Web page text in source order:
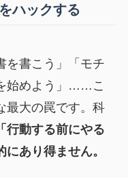
ハックする
を書こう」「モチ
始めよう」……こ
最大の罠です。科
「行動する前にやる
あり得ません。